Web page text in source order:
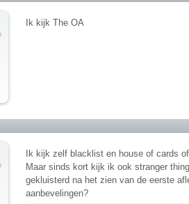
Ik kijk The OA
Ik kijk zelf blacklist en house of cards
Maar sinds kort kijk ik ook stranger
gekluisterd na het zien van de eerste
aanbevelingen?